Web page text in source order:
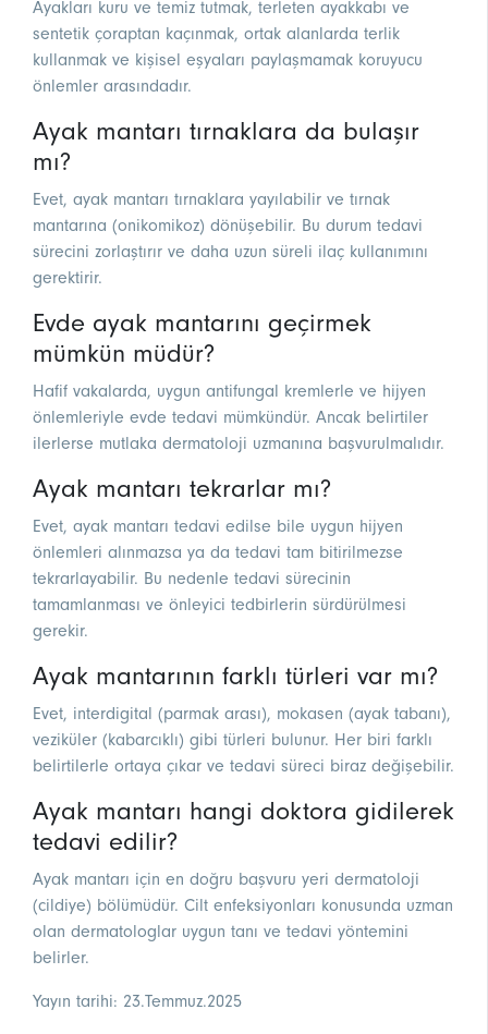
Ayakları kuru ve temiz tutmak, terleten ayakkabı ve
sentetik çoraptan kaçınmak, ortak alanlarda terlik
kullanmak ve kişisel eşyaları paylaşmamak koruyucu
önlemler arasındadır.
Ayak mantarı tırnaklara da bulaşır
mı?
Evet, ayak mantarı tırnaklara yayılabilir ve tırnak
mantarına (onikomikoz) dönüşebilir. Bu durum tedavi
sürecini zorlaştırır ve daha uzun süreli ilaç kullanımını
gerektirir.
Evde ayak mantarını geçirmek
mümkün müdür?
Hafif vakalarda, uygun antifungal kremlerle ve hijyen
önlemleriyle evde tedavi mümkündür. Ancak belirtiler
ilerlerse mutlaka dermatoloji uzmanına başvurulmalıdır.
Ayak mantarı tekrarlar mı?
Evet, ayak mantarı tedavi edilse bile uygun hijyen
önlemleri alınmazsa ya da tedavi tam bitirilmezse
tekrarlayabilir. Bu nedenle tedavi sürecinin
tamamlanması ve önleyici tedbirlerin sürdürülmesi
gerekir.
Ayak mantarının farklı türleri var mı?
Evet, interdigital (parmak arası), mokasen (ayak tabanı),
veziküler (kabarcıklı) gibi türleri bulunur. Her biri farklı
belirtilerle ortaya çıkar ve tedavi süreci biraz değişebilir.
Ayak mantarı hangi doktora gidilerek
tedavi edilir?
Ayak mantarı için en doğru başvuru yeri dermatoloji
(cildiye) bölümüdür. Cilt enfeksiyonları konusunda uzman
olan dermatologlar uygun tanı ve tedavi yöntemini
belirler.
Yayın tarihi: 23.Temmuz.2025